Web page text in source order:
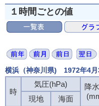
１時間ごとの値
横浜（神奈川県) 1972年4
時
気圧(hPa)
降
現地
海面